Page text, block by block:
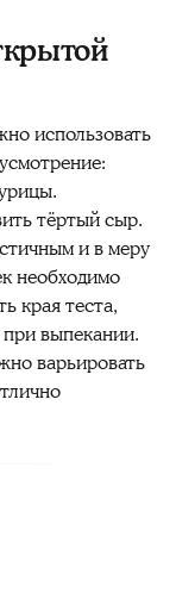
использовать
тёртый сыр.
и в меру
необходимо
края теста,
выпекании.
варьировать